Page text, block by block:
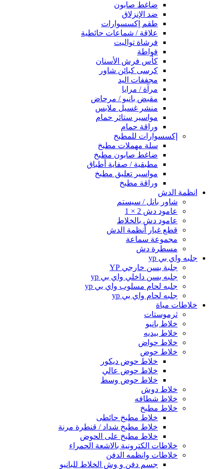
ضاغط صابون
ضد الإنزلاق
طقم إكسسوارات
علاقة / شماعات حائطية
فرشاة تواليت
فواطة
كأس فرش الأسنان
كرسى كبائن شاور
مجففات اليد
مرآة / مرايا
مقبض بانيو / مرحاض
منشر غسيل ملابس
مواسير ستائر حمام
وراقة حمام
إكسسوارات للمطبخ
سلة مهملات مطبخ
ضاغط صابون مطبخ
مطبقية / صفاية أطباق
مواسير تعليق مطبخ
وراقة مطبخ
انظمة الدش
شاور بانل / سيستم
عامود دش 2 × 1
عامود دش بالخلاط
قطع غيار أنظمة الدش
مجموعة سماعة
مسطرة دش
جلبه واي بي yp
جلبة بسن خارجي YP
جلبه بسن داخلي واي بي yp
جلبه لحام مسلوب واي بي yp
جلبه لحام واي بي yp
خلاطات مياة
ثرموستات
خلاط بانيو
خلاط بيديه
خلاط حواض
خلاط حوض
خلاط حوض ديكور
خلاط حوض عالي
خلاط حوض وسط
خلاط دوش
خلاط شطافه
خلاط مطبخ
خلاط مطبخ حائطى
خلاط مطبخ شداد / قنطرة مرنة
خلاط مطبخ على الحوض
خلاطات الكترونية بالاشعة الحمراء
خلاطات وانظمه الدفن
جسم دفن و وش الخلاط للبانيو